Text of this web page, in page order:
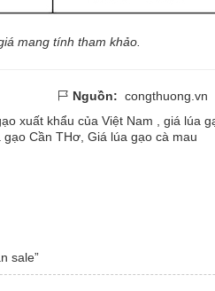
mang tính tham khảo.
Nguồn: congthuong.vn
xuất khẩu của Việt Nam
giá lúa
gạo Cần THơ​​​​​​​ Giá lúa gạo cà mau
sale”